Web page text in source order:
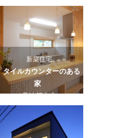
新築住宅
タイルカウンターのある
家
丹波篠山市